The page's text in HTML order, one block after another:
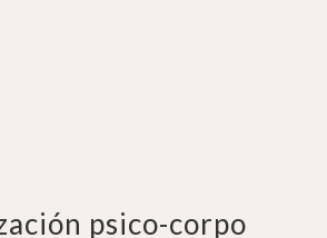
psico-corpo